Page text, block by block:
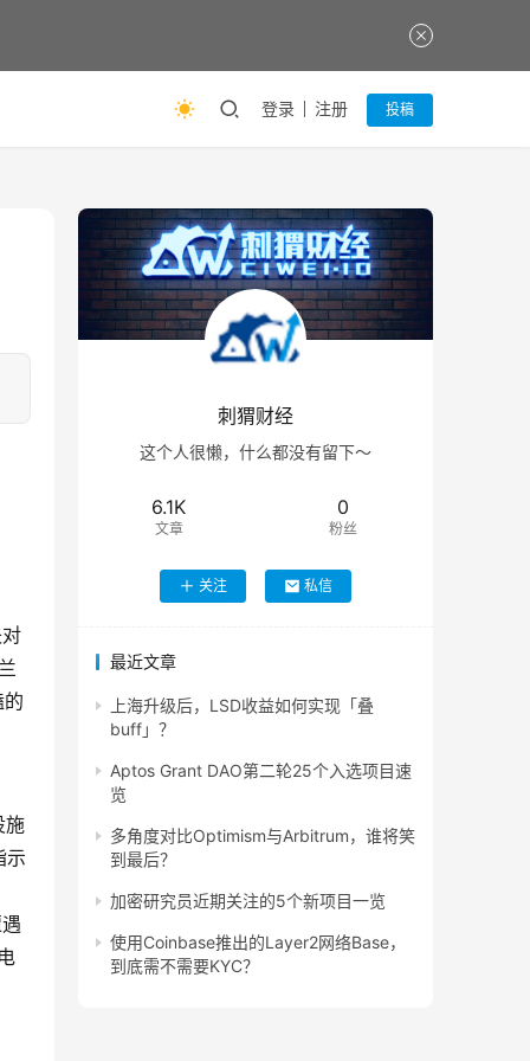
登录 注册 投稿
施
示
刺猬财经
这个人很懒，什么都没有留下～
6.1K
文章
0
粉丝
关注 私信
最近文章
上海升级后，LSD收益如何实现「叠
buff」？
Aptos Grant DAO第二轮25个入选项目速
览
多角度对比Optimism与Arbitrum，谁将笑
到最后？
加密研究员近期关注的5个新项目一览
使用Coinbase推出的Layer2网络Base，
到底需不需要KYC？